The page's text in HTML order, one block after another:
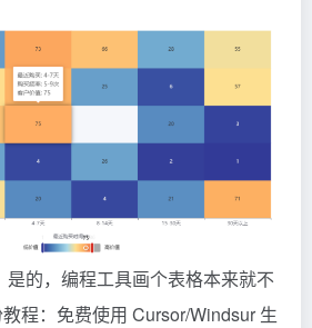
是的，编程工具画个表格本来就不
程： 免费使用 Cursor/Windsur 生